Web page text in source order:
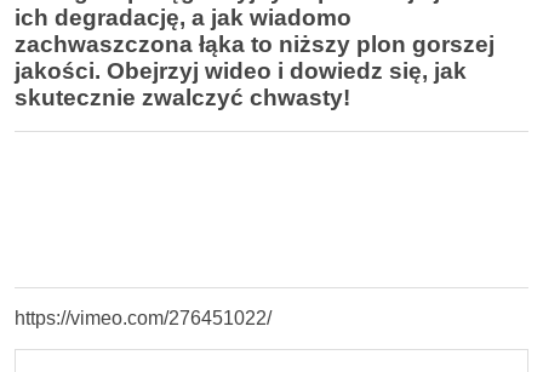
ich degradację, a jak wiadomo
zachwaszczona łąka to niższy plon gorszej
jakości. Obejrzyj wideo i dowiedz się, jak
skutecznie zwalczyć chwasty!
https://vimeo.com/276451022/